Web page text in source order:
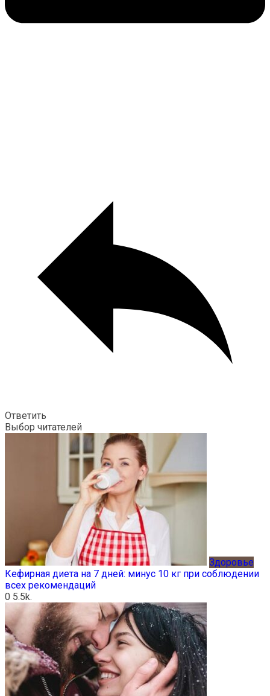
Ответить
Выбор читателей
Здоровье
Кефирная диета на 7 дней: минус 10 кг при соблюдении
всех рекомендаций
0 5.5k.